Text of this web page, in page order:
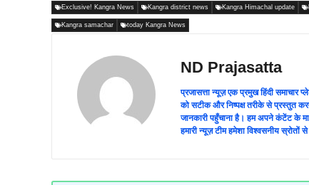
Exclusive! Kangra News Kangra district news Kangra Himachal update
Kangra samachar today Kangra News
ND Prajasatta
प्रजासत्ता न्यूज़ एक प्रमुख हिंदी समाचार
को सटीक और निष्पक्ष तरीके से प्रस्तुत
जानकारी पहुँचाना है। हम अपने कंटेंट के
हमारी न्यूज़ टीम हमेशा विश्वसनीय